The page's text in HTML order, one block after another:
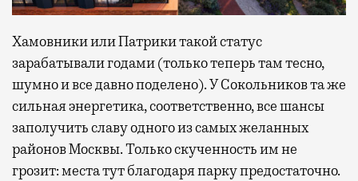
Хамовники или Патрики такой статус
зарабатывали годами (только теперь там тесно,
шумно и все давно поделено). У Сокольников та же
сильная энергетика, соответственно, все шансы
заполучить славу одного из самых желанных
районов Москвы. Только скученность им не
грозит: места тут благодаря парку предостаточно.